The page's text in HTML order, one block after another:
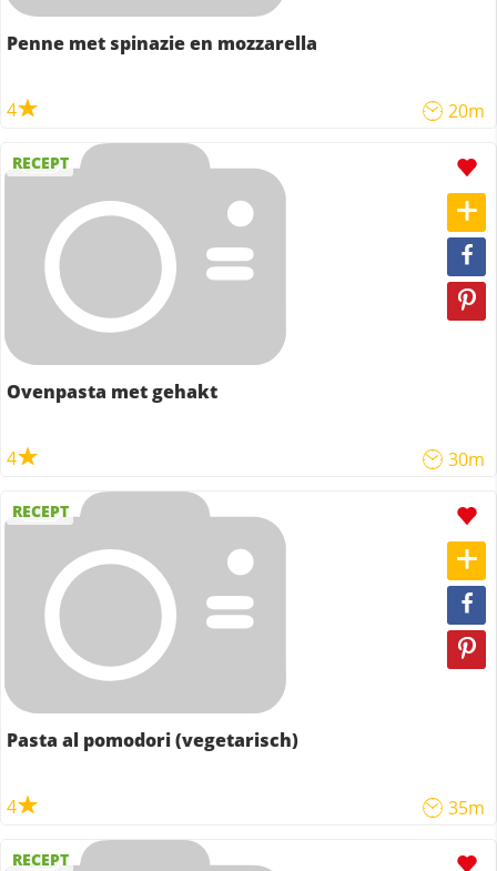
Penne met spinazie en mozzarella
4 20m
RECEPT
Ovenpasta met gehakt
4 30m
RECEPT
Pasta al pomodori (vegetarisch)
4 35m
RECEPT